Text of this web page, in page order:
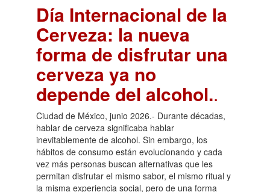
Día Internacional de la
Cerveza: la nueva
forma de disfrutar una
cerveza ya no
depende del alcohol..
Ciudad de México, junio 2026.- Durante décadas,
hablar de cerveza significaba hablar
inevitablemente de alcohol. Sin embargo, los
hábitos de consumo están evolucionando y cada
vez más personas buscan alternativas que les
permitan disfrutar el mismo sabor, el mismo ritual y
la misma experiencia social, pero de una forma